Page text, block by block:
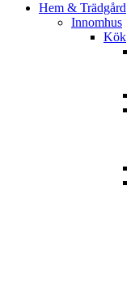
Hem & Trädgård
Innomhus
Kök